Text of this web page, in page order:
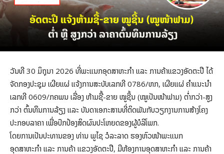
ວັນທີ 30 ມິຖຸນາ 2026 ທີ່ພະແນກອຸດສາຫະກຳ ແລະ ການຄ້າແຂວງອັດຕະປື ໄດ້
ຈັດກອງປະຊຸມ ເຜີຍແຜ່ ແຈ້ງການສະບັບເລກທີ 0786/ຫກ, ເຜີຍແຜ່ ຄໍາແນະນໍາ
ເລກທີ 0609/ກຄພນ ເລື່ອງ ຫ້າມຊື້-ຂາຍ ໝູຊີ້ນ (ໝູເປັນໜ້າຟາມ) ຕໍ່າກວ່າ-ສູງ
ກວ່າ ຕົ້ນທຶນການລ້ຽງ ແລະ ບັນດາເອກະສານທີ່ຕິດພັນກັບວຽກງານການສ້າງໂຄງ
ປະກອບລາຄາ ເພື່ອປົກປ້ອງສິດຜົນປະໂຫຍດຂອງຜູ້ບໍລິໂພກ.
ໂດຍການເປັນປະທານຂອງ ທ່ານ ພູໄຊ ວໍລະລາດ ຮອງຫົວໜ້າພະແນກ
ອຸດສາຫະກຳ ແລະ ການຄ້າ ແຂວງອັດຕະປື, ມີຫ້ອງການອຸດສາຫະກຳ ແລະ ການຄ້າ